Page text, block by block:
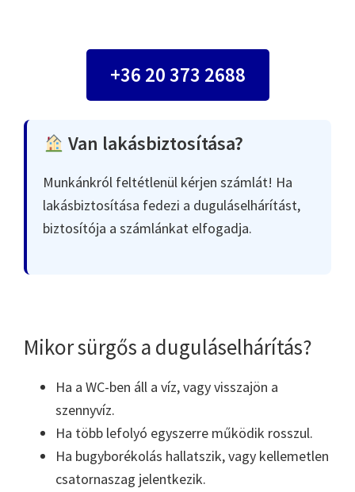
+36 20 373 2688
Van lakásbiztosítása?
Munkánkról feltétlenül kérjen számlát! Ha
lakásbiztosítása fedezi a duguláselhárítást,
biztosítója a számlánkat elfogadja.
Mikor sürgős a duguláselhárítás?
Ha a WC-ben áll a víz, vagy visszajön a
szennyvíz.
Ha több lefolyó egyszerre működik rosszul.
Ha bugyborékolás hallatszik, vagy kellemetlen
csatornaszag jelentkezik.